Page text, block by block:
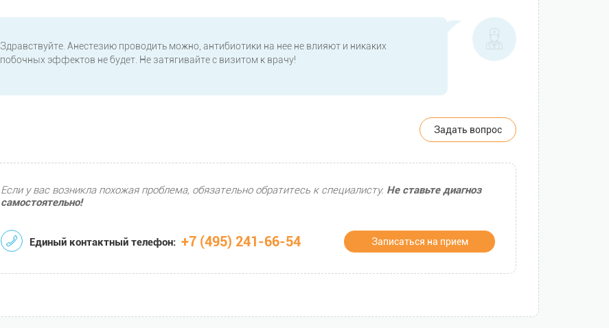
Здравствуйте. Анестезию проводить можно, антибиотики на нее не влияют и никаких
побочных эффектов не будет. Не затягивайте с визитом к врачу!
Задать вопрос
Если у вас возникла похожая проблема, обязательно обратитесь к специалисту. Не ставьте диагноз
самостоятельно!
Единый контактный телефон: +7 (495) 241-66-54 Записаться на прием